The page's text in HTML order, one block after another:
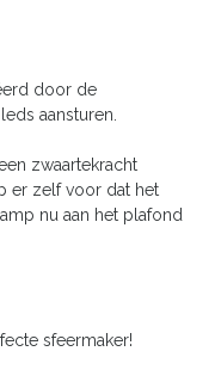
door de
aansturen.
zwaartekracht
er zelf voor dat het
nu aan het plafond
sfeermaker!